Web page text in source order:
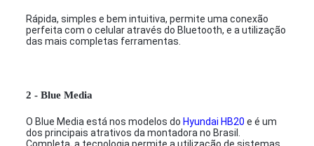
Rápida, simples e bem intuitiva, permite uma conexão
perfeita com o celular através do Bluetooth, e a utilização
das mais completas ferramentas.
2 - Blue Media
O Blue Media está nos modelos do Hyundai HB20 e é um
dos principais atrativos da montadora no Brasil.